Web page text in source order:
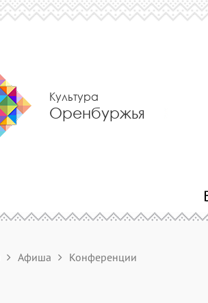
Культура
Оренбуржья
Афиша Конференции